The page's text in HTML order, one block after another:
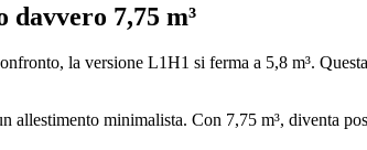
7,75 m³
la versione L1H1 si ferma a 5,8 m³.
allestimento minimalista. Con 7,75 m³, diventa